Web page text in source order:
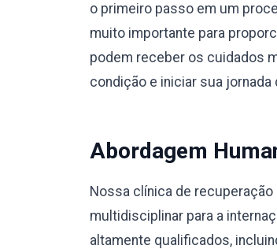
o primeiro passo em um
muito importante para
podem receber os cuidados
condição e iniciar sua jornada
Abordagem
Nossa clínica de recuperação
multidisciplinar para a
altamente qualificados,